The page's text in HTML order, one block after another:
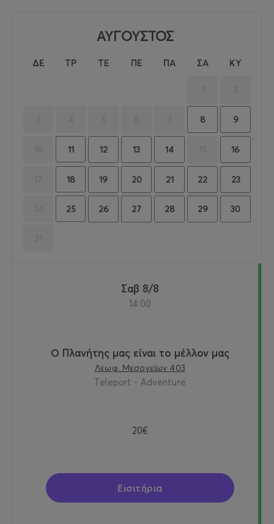
ΑΥΓΟΥΣΤΟΣ
ΔΕ ΤΡ ΤΕ ΠΕ ΠΑ ΣΑ ΚΥ
8 9
11 12 13 14 16
18 19 20 21 22 23
25 26 27 28 29 30
Σαβ 8/8
14:00
Ο Πλανήτης μας είναι το μέλλον μας
Λεωφ. Μεσογείων 403
Teleport - Adventure
20€
Εισιτήρια